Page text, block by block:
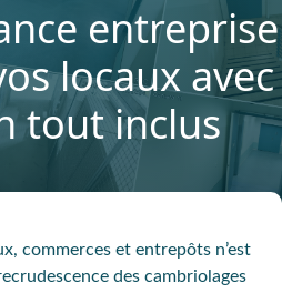
entreprise
locaux avec
tout inclus
commerces et entrepôts n’est
des cambriolages